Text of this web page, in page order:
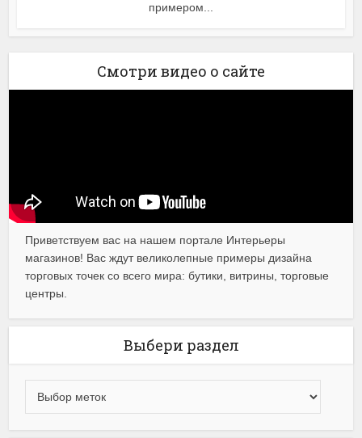
примером...
Смотри видео о сайте
Приветствуем вас на нашем портале Интерьеры
магазинов! Вас ждут великолепные примеры дизайна
торговых точек со всего мира: бутики, витрины, торговые
центры.
Выбери раздел